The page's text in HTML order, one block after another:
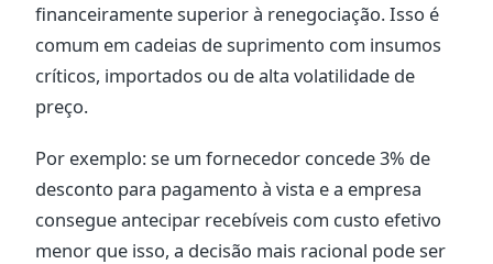
financeiramente superior à renegociação. Isso é
comum em cadeias de suprimento com insumos
críticos, importados ou de alta volatilidade de
preço.
Por exemplo: se um fornecedor concede 3% de
desconto para pagamento à vista e a empresa
consegue antecipar recebíveis com custo efetivo
menor que isso, a decisão mais racional pode ser